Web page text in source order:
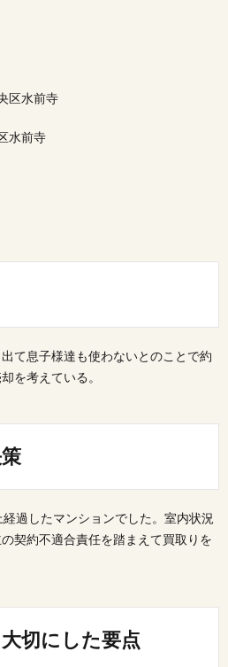
区水前寺
水前寺
て息子様達も使わないとのことで約
を考えている。
過したマンションでした。室内状況
契約不適合責任を踏まえて買取りを
切にした要点